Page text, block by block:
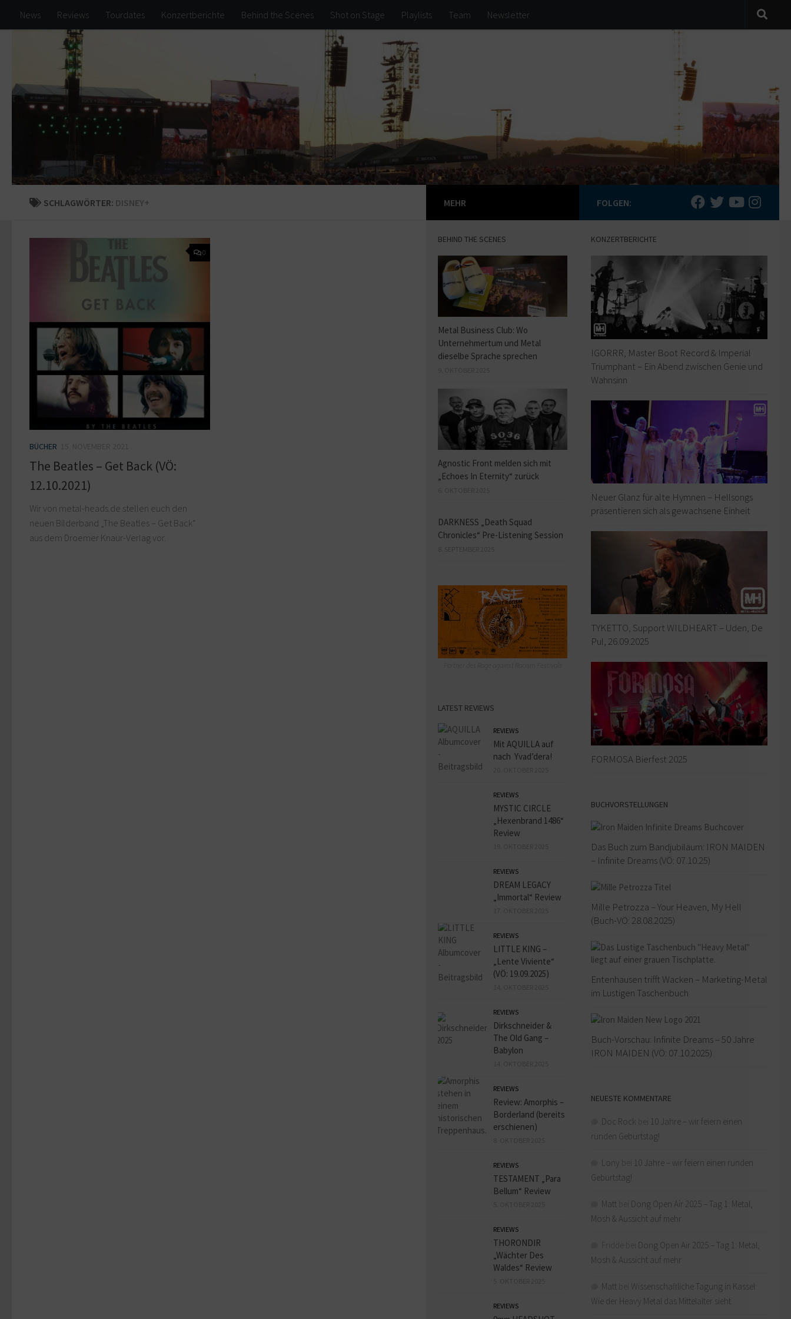
Zum Inhalt springen
News Reviews Tourdates Konzertberichte Behind the Scenes Shot on Stage Playlists Team Newsletter
SCHLAGWÖRTER: DISNEY+
0
BÜCHER
The Beatles – Get Back (VÖ:
12.10.2021)
Wir von metal-heads.de stellen euch den
neuen Bilderband „The Beatles – Get Back“
aus dem Droemer Knaur-Verlag vor.
FOLGEN:
KONZERTBERICHTE
IGORRR, Master Boot Record & Imperial
Triumphant – Ein Abend zwischen Genie und
Wahnsinn
Neuer Glanz für alte Hymnen – Hellsongs
präsentieren sich als gewachsene Einheit
TYKETTO, Support WILDHEART – Uden, De
Pul, 26.09.2025
FORMOSA Bierfest 2025
BUCHVORSTELLUNGEN
Das Buch zum Bandjubiläum: IRON MAIDEN
– Infinite Dreams (VÖ: 07.10.25)
Mille Petrozza – Your Heaven, My Hell
(Buch-VÖ: 28.08.2025)
Entenhausen trifft Wacken – Marketing-Metal
im Lustigen Taschenbuch
Buch-Vorschau: Infinite Dreams – 50 Jahre
IRON MAIDEN (VÖ: 07.10.2025)
NEUESTE KOMMENTARE
Doc Rock
10 Jahre – wir feiern einen
runden Geburtstag!
Lony
10 Jahre – wir feiern einen runden
Geburtstag!
Matt
Dong Open Air 2025 – Tag 1: Metal,
Mosh & Aussicht auf mehr
Dong Open Air 2025 – Tag 1: Metal,
Mosh & Aussicht auf mehr
Matt
Wissenschaftliche Tagung in Kassel:
Wie der Heavy Metal das Mittelalter sieht
MEHR
BEHIND THE SCENES
Metal Business Club: Wo
Unternehmertum und Metal
dieselbe Sprache sprechen
Agnostic Front melden sich mit
„Echoes In Eternity“ zurück
DARKNESS „Death Squad
Chronicles“ Pre-Listening Session
LATEST REVIEWS
REVIEWS
Mit AQUILLA auf
nach Yvad’dera!
REVIEWS
MYSTIC CIRCLE
„Hexenbrand 1486“
Review
REVIEWS
DREAM LEGACY
„Immortal“ Review
REVIEWS
LITTLE KING –
„Lente Viviente“
(VÖ: 19.09.2025)
REVIEWS
Dirkschneider &
The Old Gang –
Babylon
REVIEWS
Review: Amorphis –
Borderland (bereits
erschienen)
REVIEWS
TESTAMENT „Para
Bellum“ Review
REVIEWS
THORONDIR
„Wächter Des
Waldes“ Review
REVIEWS